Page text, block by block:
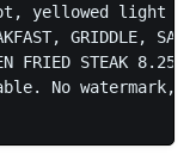
yellowed light
GRIDDLE,
FRIED STEAK
No watermark,